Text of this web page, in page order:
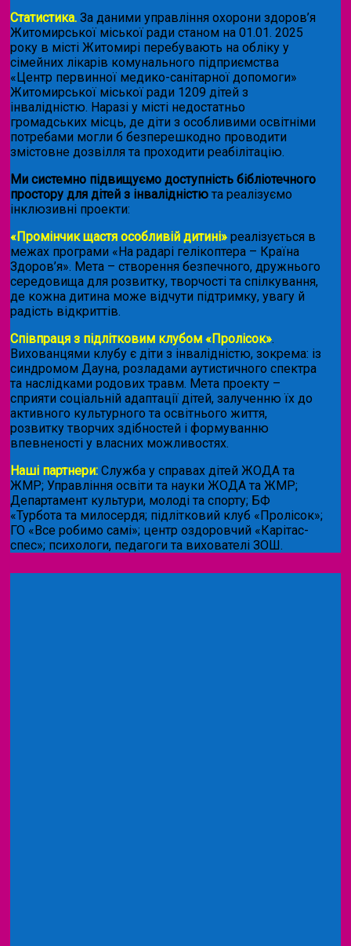
Статистика. За даними управління охорони здоров’я
Житомирської міської ради станом на 01.01. 2025
року в місті Житомирі перебувають на обліку у
сімейних лікарів комунального підприємства
«Центр первинної медико-санітарної допомоги»
Житомирської міської ради 1209 дітей з
інвалідністю. Наразі у місті недостатньо
громадських місць, де діти з особливими освітніми
потребами могли б безперешкодно проводити
змістовне дозвілля та проходити реабілітацію.
Ми системно підвищуємо доступність бібліотечного
простору для дітей з інвалідністю та реалізуємо
інклюзивні проекти:
«Промінчик щастя особливій дитині» реалізується в
межах програми «На радарі гелікоптера – Країна
Здоров’я». Мета – створення безпечного, дружнього
середовища для розвитку, творчості та спілкування,
де кожна дитина може відчути підтримку, увагу й
радість відкриттів.
Співпраця з підлітковим клубом «Пролісок».
Вихованцями клубу є діти з інвалідністю, зокрема: із
синдромом Дауна, розладами аутистичного спектра
та наслідками родових травм. Мета проекту –
сприяти соціальній адаптації дітей, залученню їх до
активного культурного та освітнього життя,
розвитку творчих здібностей і формуванню
впевненості у власних можливостях.
Наші партнери: Служба у справах дітей ЖОДА та
ЖМР; Управління освіти та науки ЖОДА та ЖМР;
Департамент культури, молоді та спорту; БФ
«Турбота та милосердя; підлітковий клуб «Пролісок»;
ГО «Все робимо самі»; центр оздоровчий «Карітас-
спес»; психологи, педагоги та вихователі ЗОШ.